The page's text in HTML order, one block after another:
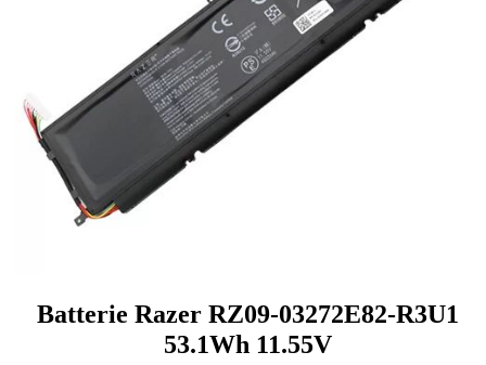
Batterie Razer RZ09-03272E82-R3U1
53.1Wh 11.55V